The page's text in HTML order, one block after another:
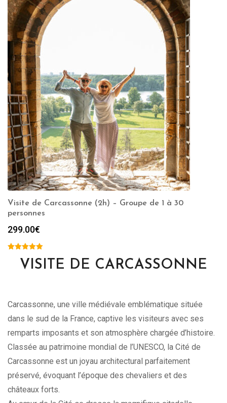
Visite de Carcassonne (2h) – Groupe de 1 à 30
personnes
299.00€
VISITE DE CARCASSONNE
Carcassonne, une ville médiévale emblématique située
dans le sud de la France, captive les visiteurs avec ses
remparts imposants et son atmosphère chargée d’histoire.
Classée au patrimoine mondial de l’UNESCO, la Cité de
Carcassonne est un joyau architectural parfaitement
préservé, évoquant l’époque des chevaliers et des
châteaux forts.